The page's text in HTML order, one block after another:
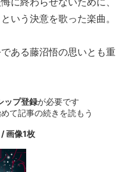
いう決意を歌った楽曲。
ある藤沼悟の思いとも重
ップ登録が必要です
て記事の続きを読もう
画像1枚